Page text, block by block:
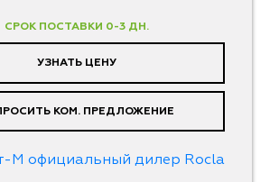
СРОК ПОСТАВКИ 0-3 ДН.
УЗНАТЬ ЦЕНУ
КОМ. ПРЕДЛОЖЕНИЕ
М официальный дилер Rocla